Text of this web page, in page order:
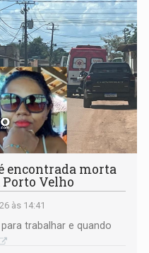
encontrada morta
Velho
às 14:41
trabalhar e quando